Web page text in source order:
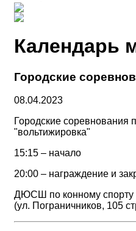
Календарь
Городские
08.04.2023
Городские соревнования
"вольтижировка"
15:15 – начало
20:00 – награждение и
ДЮСШ по конному спорту
(ул. Пограничников, 105